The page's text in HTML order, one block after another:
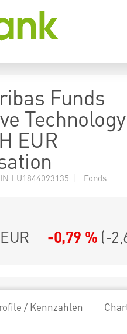
Funds
Technology
EUR
LU1844093135 | Fonds
-0,79 % (-
/ Kennzahlen